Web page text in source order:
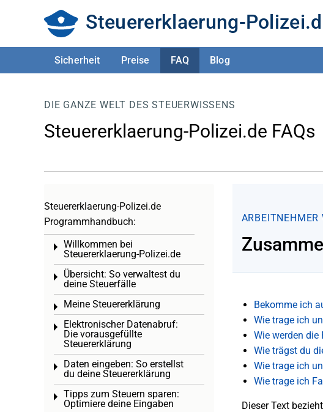
Steuererklaerung-
Sicherheit Preise FAQ Blog
DIE GANZE WELT DES STEUERWISSENS
Steuererklaerung-Polizei.de FAQs
ARBEITNEHMER
Bekomme ich
Wie trage ich
Wie werden
Wie trägst du
Wie trage ich
Wie trage ich
Dieser Text
Steuererklaerung-Polizei.de
Programmhandbuch:
Willkommen bei
Steuererklaerung-Polizei.de
Toggle menu
Übersicht: So verwaltest du
deine Steuerfälle
Toggle menu
Meine Steuererklärung
Toggle menu
Elektronischer Datenabruf:
Die vorausgefüllte
Steuererklärung
Toggle menu
Daten eingeben: So erstellst
du deine Steuererklärung
Toggle menu
Tipps zum Steuern sparen:
Optimiere deine Eingaben
Toggle menu